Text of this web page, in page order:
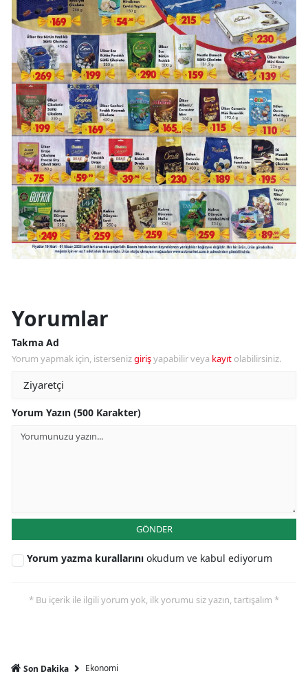
Yorumlar
Takma Ad
Yorum yapmak için, istersenizgirişyapabilir veya kayıt olabilirsiniz.
Yorum Yazın (500 Karakter)
GÖNDER
Yorum yazma kurallarını okudum ve kabul ediyorum
* Bu içerik ile ilgili yorum yok, ilk yorumu siz yazın, tartışalım *
Son Dakika Ekonomi